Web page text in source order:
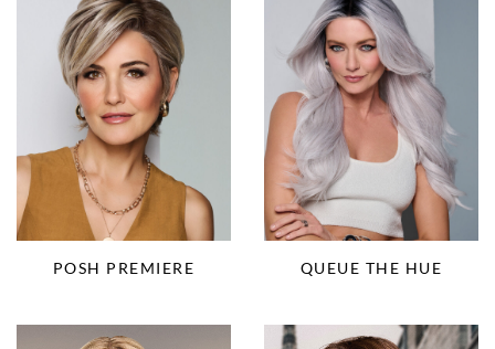
POSH PREMIERE QUEUE THE HUE